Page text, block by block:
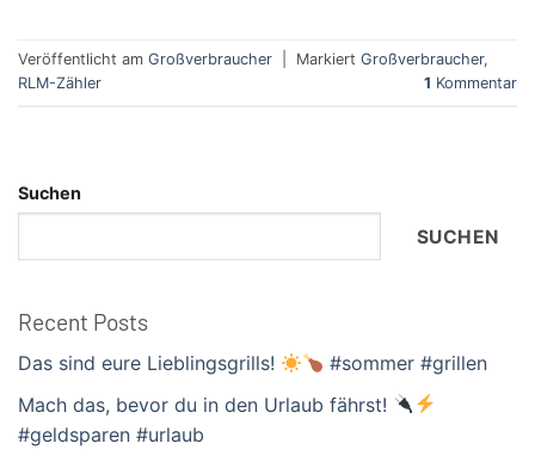
Veröffentlicht am Großverbraucher Markiert Großverbraucher,
RLM-Zähler
1 Kommentar
Suchen
SUCHEN
Recent Posts
Das sind eure Lieblingsgrills!
#sommer #grillen
Mach das, bevor du in den Urlaub fährst!
#geldsparen #urlaub